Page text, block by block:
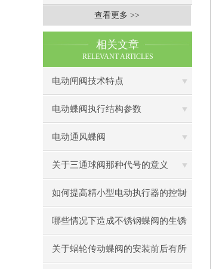
查看更多 >>
相关文章
RELEVANT ARTICLES
电动闸阀技术特点
电动蝶阀执行结构参数
电动通风蝶阀
关于三通球阀那种代号的意义
如何提高精小型电动执行器的控制
精度
哪些情况下造成不锈钢蝶阀的生锈
关于蜗轮传动蝶阀的安装前后有所